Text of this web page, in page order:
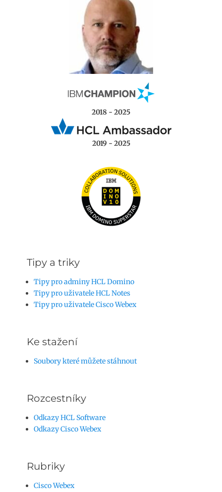
2018 - 2025
2019 - 2025
Tipy a triky
Tipy pro adminy HCL Domino
Tipy pro uživatele HCL Notes
Tipy pro uživatele Cisco Webex
Ke stažení
Soubory které můžete stáhnout
Rozcestníky
Odkazy HCL Software
Odkazy Cisco Webex
Rubriky
Cisco Webex